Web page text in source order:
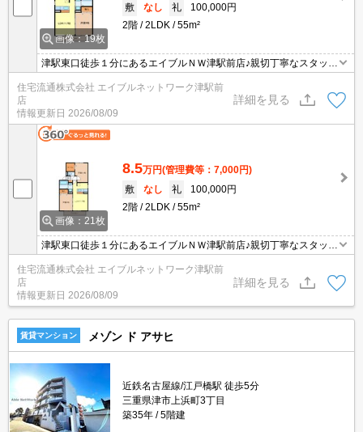
画像：19枚
敷
なし 礼
100,000円
2階
2LDK 55m²
津駅東口徒歩１分にあるエイブルＮＷ津駅前店♪親切丁寧なスタッフ
がお客様にあったお部屋探しをしてくれます＊。お部屋探しが初め
て！と言う方も、何度もしてるよ♪と言う方も、是非一度足を運んで
住宅流通株式会社 エイブルネットワーク津駅前
店
情報更新日 2026/08/09
詳細を見る
画像：21枚
8.5万円(管理費等：7,000円)
敷
なし 礼
100,000円
2階
2LDK 55m²
津駅東口徒歩１分にあるエイブルＮＷ津駅前店♪親切丁寧なスタッフ
がお客様にあったお部屋探しをしてくれます＊。お部屋探しが初め
て！と言う方も、何度もしてるよ♪と言う方も、是非一度足を運んで
住宅流通株式会社 エイブルネットワーク津駅前
店
情報更新日 2026/08/09
詳細を見る
賃貸マンション メゾン ド アサヒ
近鉄名古屋線/江戸橋駅 徒歩5分
三重県津市上浜町3丁目
築35年
5階建